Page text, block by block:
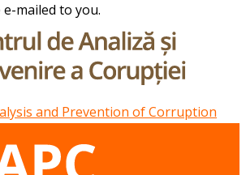
mailed to you.
and Prevention of Corruption